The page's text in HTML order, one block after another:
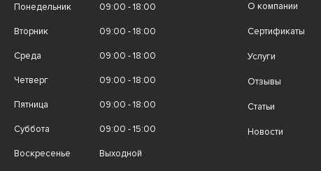
Понедельник 09:00 - 18:00
Вторник 09:00 - 18:00
Среда 09:00 - 18:00
Четверг 09:00 - 18:00
Пятница 09:00 - 18:00
Суббота 09:00 - 15:00
Воскресенье Выходной
О компании
Сертификаты
Услуги
Отзывы
Статьи
Новости